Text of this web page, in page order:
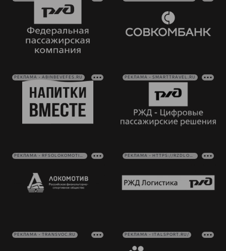
РЕКЛАМА • ABINBEVEFES.RU РЕКЛАМА • SMARTTRAVEL.RU
РЕКЛАМА • RFSOLOKOMOTIV.RU РЕКЛАМА • HTTPS://RZDLOG.RU/
РЕКЛАМА • TRANSVOC.RU РЕКЛАМА • ITALSPORT.RU/